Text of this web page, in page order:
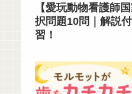
【愛玩動物看護師
択問題10問｜解説
習！